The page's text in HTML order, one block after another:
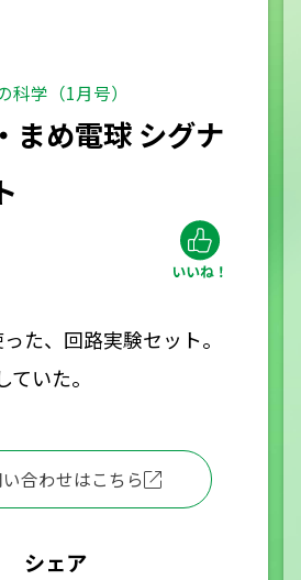
科学（1月号）
まめ電球 シグナ
た、回路実験セット。
いた。
合わせはこちら
シェア